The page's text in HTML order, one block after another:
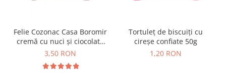
Congelate brutarie
Pachete Cadou
Felie Cozonac Casa Boromir
cremă cu nuci și ciocolată
80g
3,50 RON
Tortuleț de biscuiți cu
cireșe confiate 50g
1,20 RON